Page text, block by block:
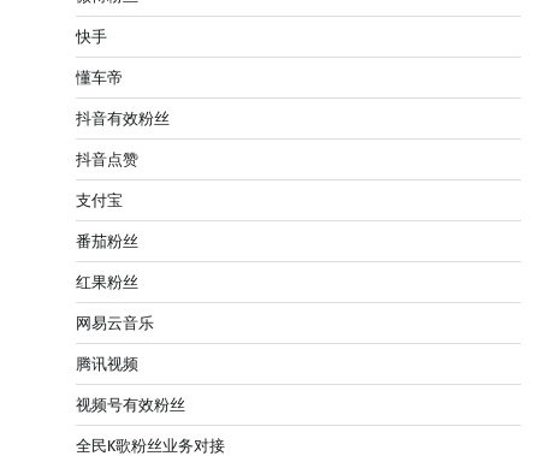
快手
懂车帝
抖音有效粉丝
抖音点赞
支付宝
番茄粉丝
红果粉丝
网易云音乐
腾讯视频
视频号有效粉丝
全民K歌粉丝业务对接